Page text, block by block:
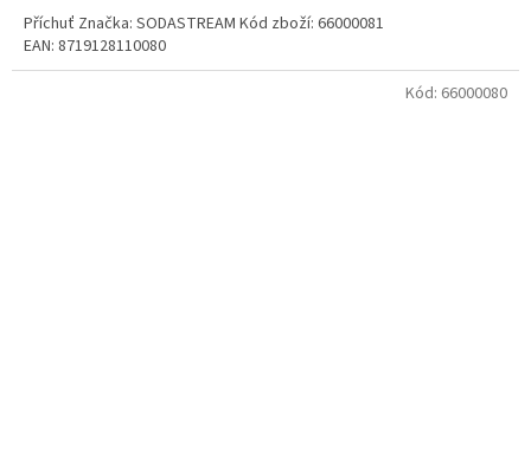
Příchuť Značka: SODASTREAM Kód zboží: 66000081
EAN: 8719128110080
Kód: 66000080